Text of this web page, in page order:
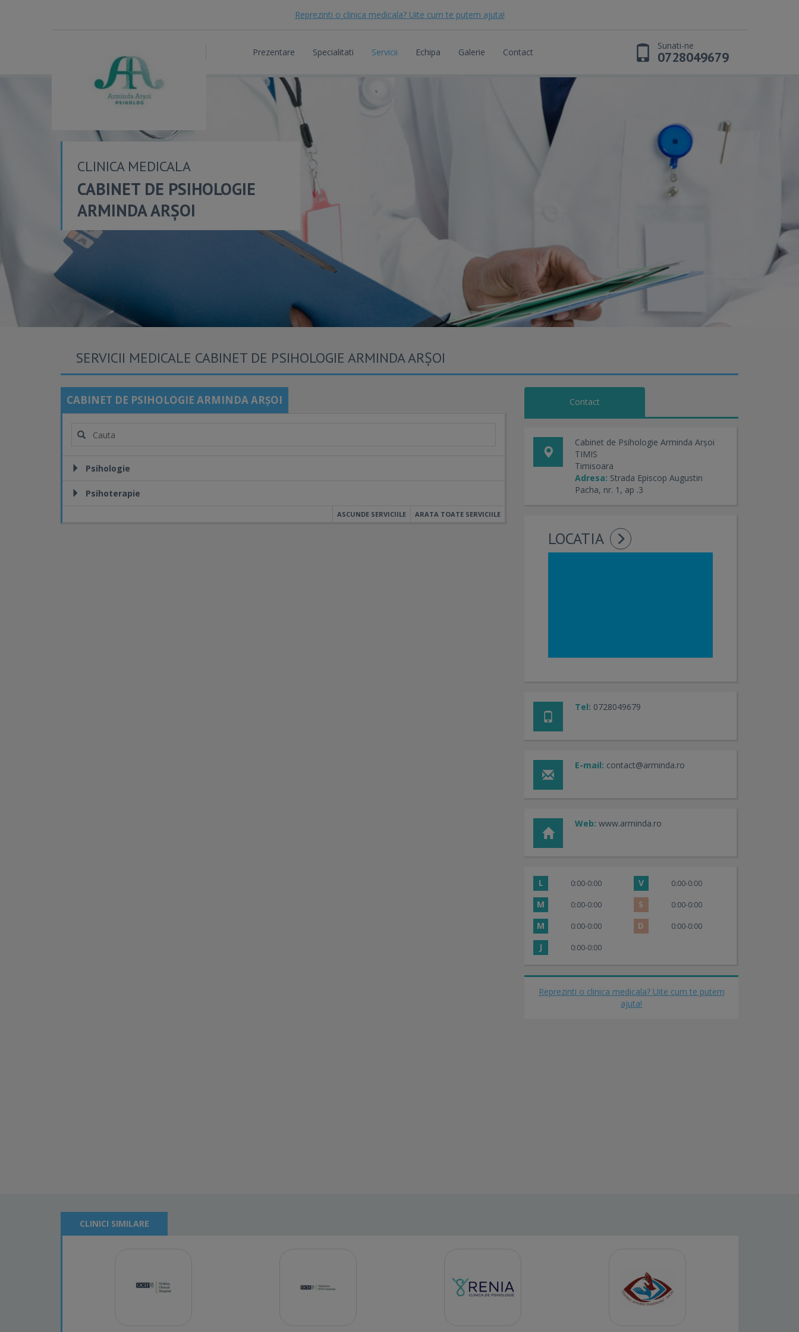
Reprezinti o clinica medicala? Uite cum te putem ajuta!
Prezentare Specialitati Servicii Echipa Galerie Contact
Sunati-ne
0728049679
CLINICA MEDICALA
CABINET DE PSIHOLOGIE
ARMINDA ARȘOI
SERVICII MEDICALE CABINET DE PSIHOLOGIE ARMINDA ARȘOI
CABINET DE PSIHOLOGIE ARMINDA ARȘOI
Psihologie
Psihoterapie
ARATA TOATE SERVICIILE
ASCUNDE SERVICIILE
Contact
Cabinet de Psihologie Arminda Arșoi
TIMIS
Timisoara
Adresa: Strada Episcop Augustin
Pacha, nr. 1, ap .3
LOCATIA
Tel: 0728049679
E-mail: contact@arminda.ro
Web: www.arminda.ro
L 0:00-0:00 V 0:00-0:00
M 0:00-0:00 S 0:00-0:00
M 0:00-0:00 D 0:00-0:00
J 0:00-0:00
Reprezinti o clinica medicala? Uite cum te putem
ajuta!
CLINICI SIMILARE